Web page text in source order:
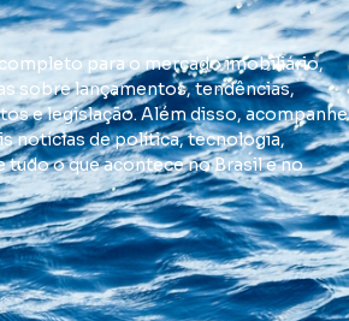
para o mercado imobiliário,
sobre lançamentos, tendências,
e legislação. Além disso, acompanhe
notícias de política, tecnologia,
tudo o que acontece no Brasil e no